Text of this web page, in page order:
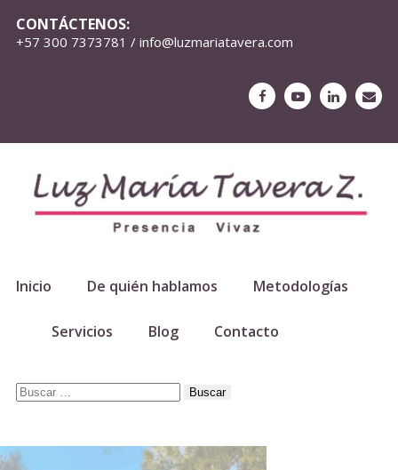
CONTÁCTENOS:
+57 300 7373781 / info@luzmariatavera.com
Inicio De quién hablamos Metodologías
Servicios Blog Contacto
Buscar: